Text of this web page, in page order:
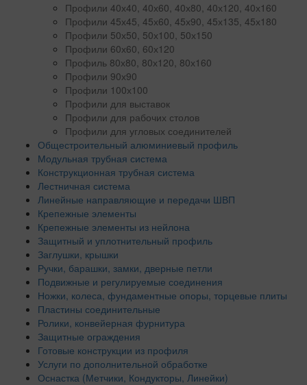
Профили 40х40, 40х60, 40х80, 40х120, 40х160
Профили 45х45, 45х60, 45х90, 45х135, 45х180
Профили 50х50, 50х100, 50х150
Профили 60х60, 60х120
Профиль 80х80, 80х120, 80х160
Профили 90х90
Профили 100х100
Профили для выставок
Профили для рабочих столов
Профили для угловых соединителей
Общестроительный алюминиевый профиль
Модульная трубная система
Конструкционная трубная система
Лестничная система
Линейные направляющие и передачи ШВП
Крепежные элементы
Крепежные элементы из нейлона
Защитный и уплотнительный профиль
Заглушки, крышки
Ручки, барашки, замки, дверные петли
Подвижные и регулируемые соединения
Ножки, колеса, фундаментные опоры, торцевые плиты
Пластины соединительные
Ролики, конвейерная фурнитура
Защитные ограждения
Готовые конструкции из профиля
Услуги по дополнительной обработке
Оснастка (Метчики, Кондукторы, Линейки)